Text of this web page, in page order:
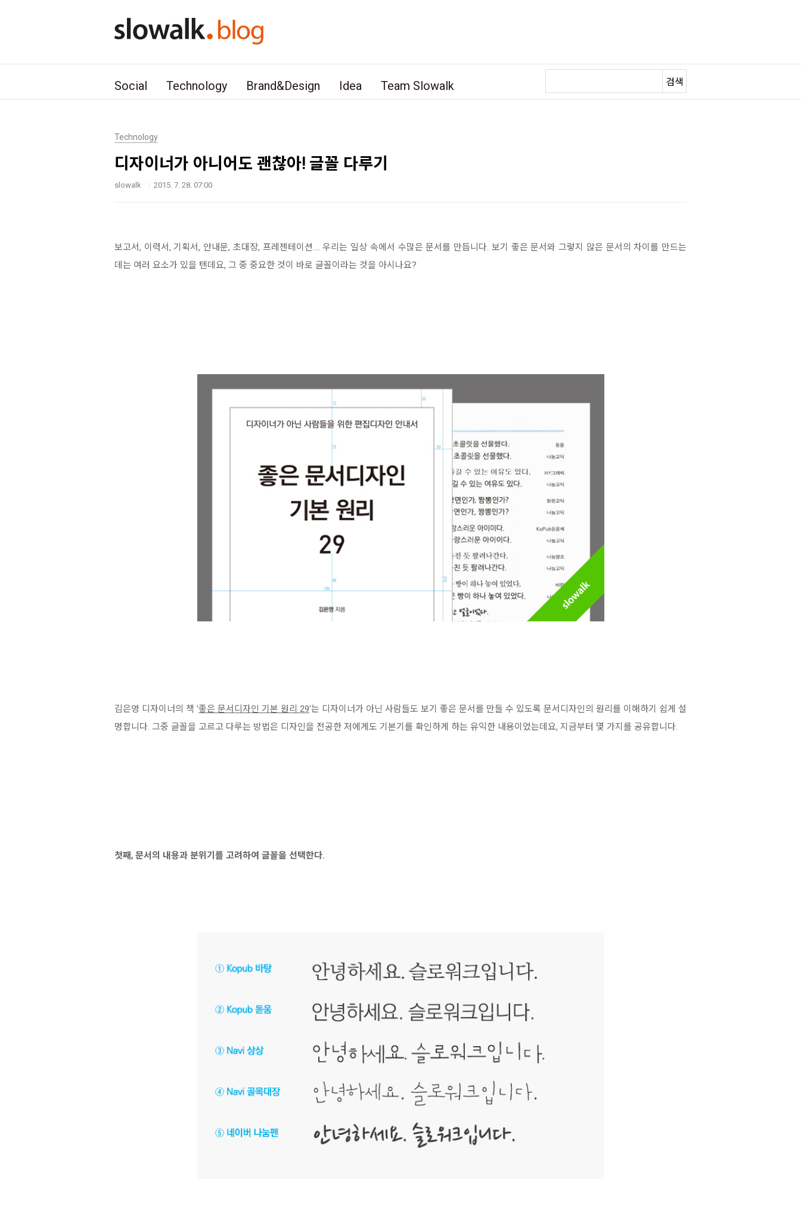
Social Technology Brand&Design Idea Team Slowalk 검색
Technology
디자이너가 아니어도 괜찮아! 글꼴 다루기
slowalk 2015. 7. 28. 07:00
보고서, 이력서, 기획서, 안내문, 초대장, 프레젠테이션…. 우리는 일상 속에서 수많은 문서를 만듭니다. 보기 좋은 문서와 그렇지 않은 문서의 차이를 만드는
데는 여러 요소가 있을 텐데요, 그 중 중요한 것이 바로 글꼴이라는 것을 아시나요?
김은영 디자이너의 책 '좋은 문서디자인 기본 원리 29'는 디자이너가 아닌 사람들도 보기 좋은 문서를 만들 수 있도록 문서디자인의 원리를 이해하기 쉽게 설
명합니다. 그중 글꼴을 고르고 다루는 방법은 디자인을 전공한 저에게도 기본기를 확인하게 하는 유익한 내용이었는데요, 지금부터 몇 가지를 공유합니다.
첫째, 문서의 내용과 분위기를 고려하여 글꼴을 선택한다.